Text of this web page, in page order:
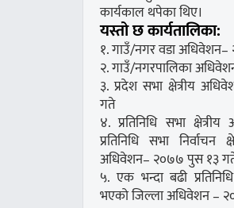
कार्यकाल थपेका थिए।
यस्तो छ कार्यतालिका:
१. गाउँ/नगर वडा
२. गाउँ/नगरपालिका
३. प्रदेश सभा क्षेत्रीय
गते
४. प्रतिनिधि सभा
प्रतिनिधि सभा निर्वाचन
अधिवेशन– २०७७ पुस १३
५. एक भन्दा बढी
भएको जिल्ला अधिवेशन –